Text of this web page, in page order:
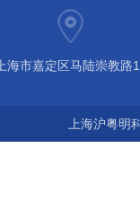
上海市嘉定区马陆崇教路
上海沪粤